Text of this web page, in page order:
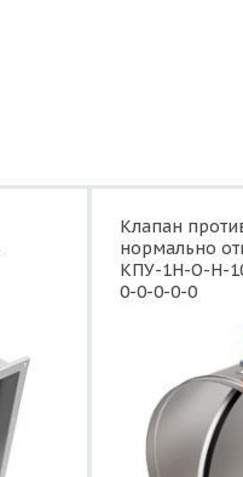
Клапан
нормально
КПУ-1Н-О-Н-
0-0-0-0-0